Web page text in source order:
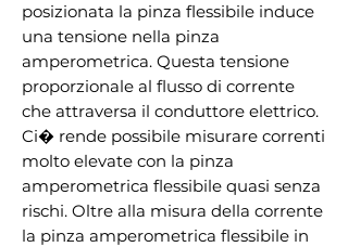
posizionata la pinza flessibile induce
una tensione nella pinza
amperometrica. Questa tensione
proporzionale al flusso di corrente
che attraversa il conduttore elettrico.
Ci� rende possibile misurare correnti
molto elevate con la pinza
amperometrica flessibile quasi senza
rischi. Oltre alla misura della corrente
la pinza amperometrica flessibile in